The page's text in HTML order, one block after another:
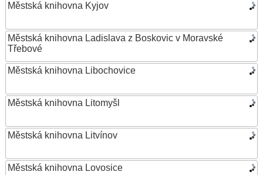
Městská knihovna Kyjov
Městská knihovna Ladislava z Boskovic v Moravské
Třebové
Městská knihovna Libochovice
Městská knihovna Litomyšl
Městská knihovna Litvínov
Městská knihovna Lovosice